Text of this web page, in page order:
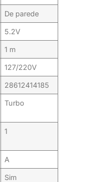
De parede
5.2V
1 m
127/220V
28612414185
Turbo
1
A
Sim